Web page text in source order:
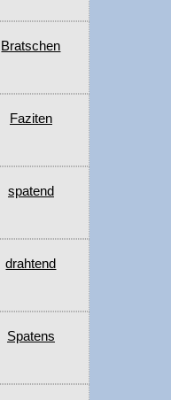
Bratschen
Faziten
spatend
drahtend
Spatens